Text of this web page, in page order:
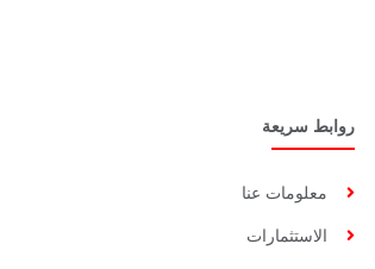
روابط سريعة
معلومات عنا
الاستثمارات